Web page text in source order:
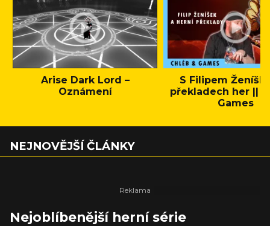
Arise Dark Lord –
Oznámení
S Filipem
překladech her ||
Games
NEJNOVĚJŠÍ ČLÁNKY
Nejoblíbenější herní série